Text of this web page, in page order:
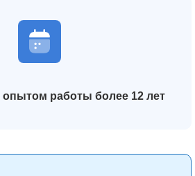
работы более 12 лет